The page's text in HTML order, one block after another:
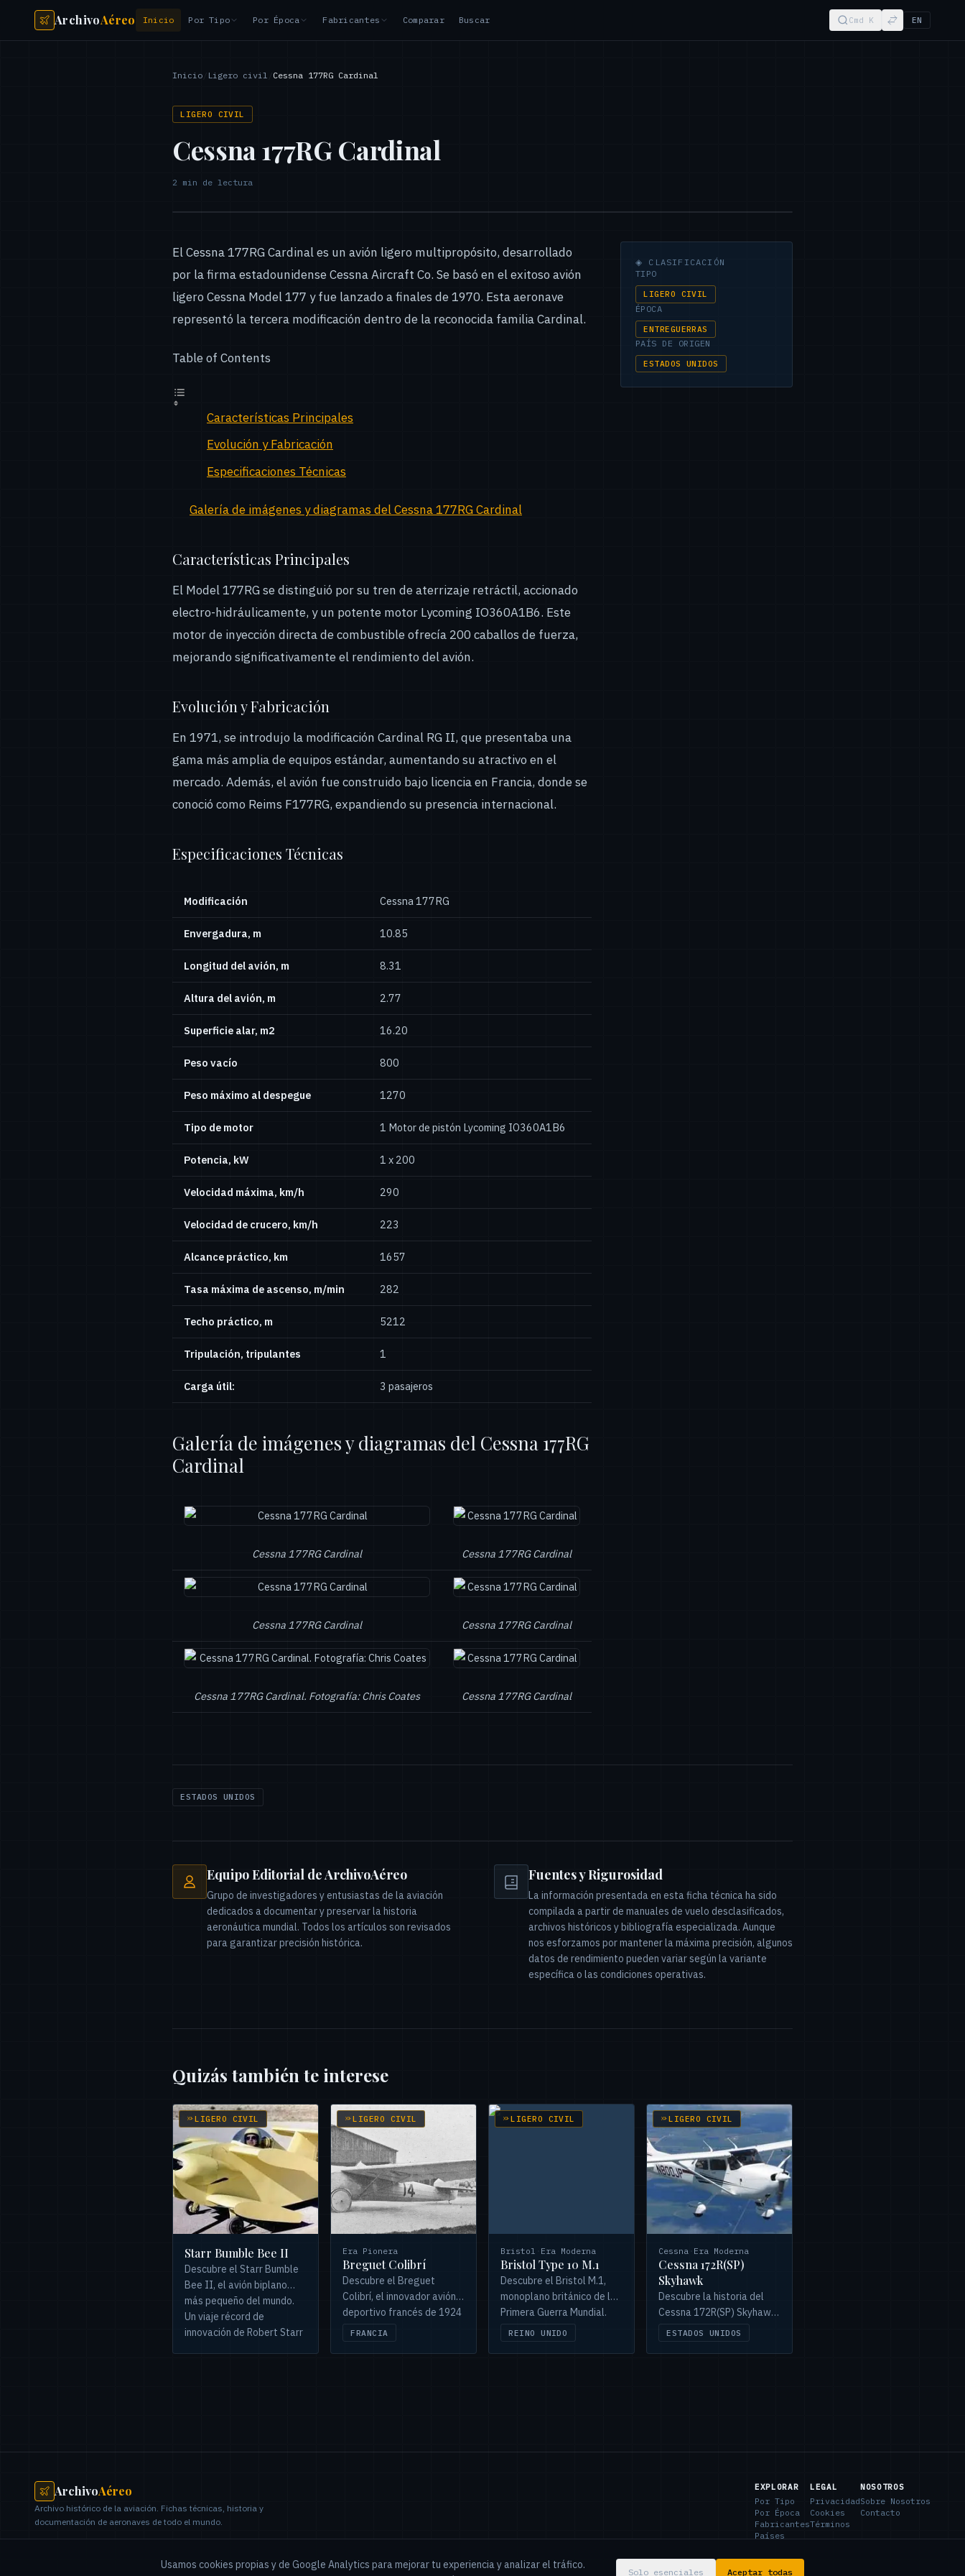
ArchivoAéreo Inicio Por Tipo Por Época Fabricantes Comparar Buscar Cmd K EN
Inicio Ligero civil Cessna 177RG Cardinal
LIGERO CIVIL
Cessna 177RG Cardinal
2 min de lectura
El Cessna 177RG Cardinal es un avión ligero multipropósito, desarrollado
por la firma estadounidense Cessna Aircraft Co. Se basó en el exitoso avión
ligero Cessna Model 177 y fue lanzado a finales de 1970. Esta aeronave
representó la tercera modificación dentro de la reconocida familia Cardinal.
Table of Contents
Características Principales
Evolución y Fabricación
Especificaciones Técnicas
Galería de imágenes y diagramas del Cessna 177RG Cardinal
Características Principales
El Model 177RG se distinguió por su tren de aterrizaje retráctil, accionado
electro-hidráulicamente, y un potente motor Lycoming IO360A1B6. Este
motor de inyección directa de combustible ofrecía 200 caballos de fuerza,
mejorando significativamente el rendimiento del avión.
Evolución y Fabricación
En 1971, se introdujo la modificación Cardinal RG II, que presentaba una
gama más amplia de equipos estándar, aumentando su atractivo en el
mercado. Además, el avión fue construido bajo licencia en Francia, donde se
conoció como Reims F177RG, expandiendo su presencia internacional.
Especificaciones Técnicas
Modificación Cessna 177RG
Envergadura, m 10.85
Longitud del avión, m 8.31
Altura del avión, m 2.77
Superficie alar, m2 16.20
Peso vacío 800
Peso máximo al despegue 1270
Tipo de motor 1 Motor de pistón Lycoming IO360A1B6
Potencia, kW 1 x 200
Velocidad máxima, km/h 290
Velocidad de crucero, km/h 223
Alcance práctico, km 1657
Tasa máxima de ascenso, m/min 282
Techo práctico, m 5212
Tripulación, tripulantes 1
Carga útil: 3 pasajeros
Galería de imágenes y diagramas del Cessna 177RG
Cardinal
Cessna 177RG Cardinal Cessna 177RG Cardinal
Cessna 177RG Cardinal Cessna 177RG Cardinal
Cessna 177RG Cardinal. Fotografía: Chris Coates Cessna 177RG Cardinal
◈ CLASIFICACIÓN
TIPO
LIGERO CIVIL
ÉPOCA
ENTREGUERRAS
PAÍS DE ORIGEN
ESTADOS UNIDOS
ESTADOS UNIDOS
Equipo Editorial de ArchivoAéreo
Grupo de investigadores y entusiastas de la aviación
dedicados a documentar y preservar la historia
aeronáutica mundial. Todos los artículos son revisados
para garantizar precisión histórica.
Fuentes y Rigurosidad
La información presentada en esta ficha técnica ha sido
compilada a partir de manuales de vuelo desclasificados,
archivos históricos y bibliografía especializada. Aunque
nos esforzamos por mantener la máxima precisión, algunos
datos de rendimiento pueden variar según la variante
específica o las condiciones operativas.
Quizás también te interese
LIGERO CIVIL
Starr Bumble Bee II
Descubre el Starr Bumble
Bee II, el avión biplano
más pequeño del mundo.
Un viaje récord de
innovación de Robert Starr
LIGERO CIVIL
Era Pionera
Breguet Colibrí
Descubre el Breguet
Colibrí, el innovador avión
deportivo francés de 1924
con motor Sergant, y su
FRANCIA
LIGERO CIVIL
Bristol Era Moderna
Bristol Type 10 M.1
Descubre el Bristol M.1,
monoplano británico de la
Primera Guerra Mundial.
Innovador pero
REINO UNIDO
LIGERO CIVIL
Cessna Era Moderna
Cessna 172R(SP)
Skyhawk
Descubre la historia del
Cessna 172R(SP) Skyhawk:
su interrupción de
ESTADOS UNIDOS
ArchivoAéreo
Archivo histórico de la aviación. Fichas técnicas, historia y
documentación de aeronaves de todo el mundo.
EXPLORAR
Por Tipo
Por Época
Fabricantes
Países
LEGAL
Privacidad
Cookies
Términos
NOSOTROS
Sobre Nosotros
Contacto
Usamos cookies propias y de Google Analytics para mejorar tu experiencia y analizar el tráfico.
Solo esenciales Aceptar todas